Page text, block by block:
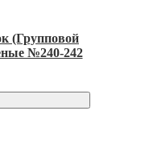
(Групповой
№240-242